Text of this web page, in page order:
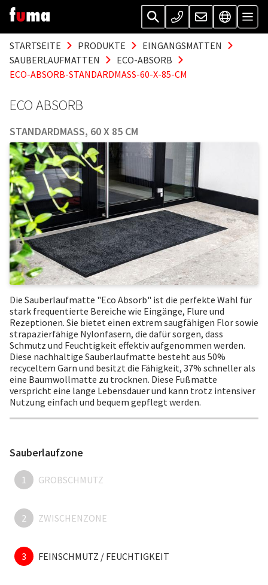
STARTSEITE PRODUKTE
EINGANGSMATTEN
SAUBERLAUFMATTEN
ECO-ABSORB
ECO-ABSORB-STANDARDMASS-60-X-85-CM
ECO ABSORB
STANDARDMASS, 60 X 85 CM
Die Sauberlaufmatte "Eco Absorb" ist die perfekte Wahl für
stark frequentierte Bereiche wie Eingänge, Flure und
Rezeptionen. Sie bietet einen extrem saugfähigen Flor sowie
strapazierfähige Nylonfasern, die dafür sorgen, dass
Schmutz und Feuchtigkeit effektiv aufgenommen werden.
Diese nachhaltige Sauberlaufmatte besteht aus 50%
recyceltem Garn und besitzt die Fähigkeit, 37% schneller als
eine Baumwollmatte zu trocknen. Diese Fußmatte
verspricht eine lange Lebensdauer und kann trotz intensiver
Nutzung einfach und bequem gepflegt werden.
Sauberlaufzone
1 GROBSCHMUTZ
2 ZWISCHENZONE
3 FEINSCHMUTZ / FEUCHTIGKEIT